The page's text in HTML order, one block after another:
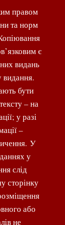
правом
та норм
є
видань
видання.
бути
– на
у разі
–
У
у
слід
сторінку
або
не